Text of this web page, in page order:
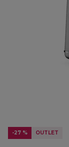
-27 % OUTLET